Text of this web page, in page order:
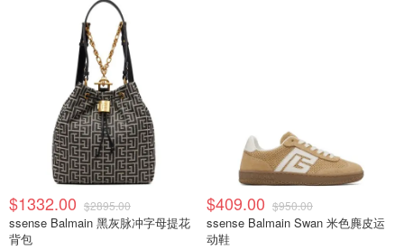
$1332.00 $2895.00
ssense Balmain 黑灰脉冲字母提花
背包
$409.00 $950.00
ssense Balmain Swan 米色麂皮运
动鞋